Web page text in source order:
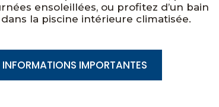
ensoleillées, ou profitez d’un bain
la piscine intérieure climatisée.
INFORMATIONS IMPORTANTES